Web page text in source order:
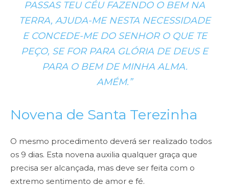
PASSAS TEU CÉU FAZENDO O BEM NA
TERRA, AJUDA-ME NESTA NECESSIDADE
E CONCEDE-ME DO SENHOR O QUE TE
PEÇO, SE FOR PARA GLÓRIA DE DEUS E
PARA O BEM DE MINHA ALMA.
AMÉM.”
Novena de Santa Terezinha
O mesmo procedimento deverá ser realizado todos
os 9 dias. Esta novena auxilia qualquer graça que
precisa ser alcançada, mas deve ser feita com o
extremo sentimento de amor e fé.